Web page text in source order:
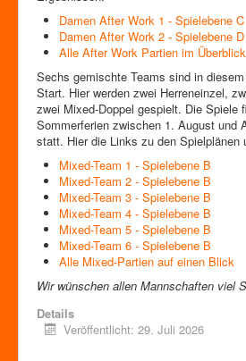
Damen After Work 1 - Spielebene C
Damen After Work 2 - Spielebene D
Alle After Work Partien im Überblick
Sechs gemischte Teams sind in
Start. Hier werden zwei Herreneinzel,
zwei Mixed-Doppel gespielt. Die Spiele
Sommerferien zwischen 1. August und
statt. Hier die Links zu den Spielplänen
Mixed-Team 1 - Spielebene B
Mixed-Team 2 - Spielebene B
Mixed-Team 3 - Spielebene B
Mixed-Team 4 - Spielebene B
Mixed-Team 5 - Spielebene B
Mixed-Team 6 - Spielebene B
Alle Mixed-Partien auf einen Blick
Wir wünschen allen Mannschaften viel
Details
Veröffentlicht: 29. Juli 2026